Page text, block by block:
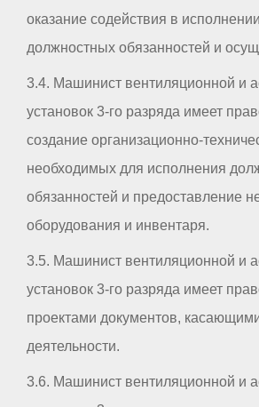
оказание содействия в
должностных обязанностей и
3.4. Машинист вентиляционной и
установок 3-го разряда имеет
создание организационно-
необходимых для исполнения
обязанностей и предоставление
оборудования и инвентаря.
3.5. Машинист вентиляционной и
установок 3-го разряда имеет
проектами документов,
деятельности.
3.6. Машинист вентиляционной и